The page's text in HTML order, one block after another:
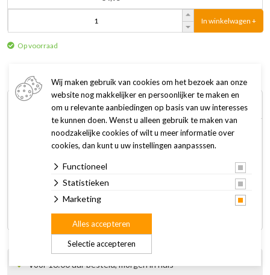
In winkelwagen +
Op voorraad
Omschrijving Specificaties
Adaptil Collar M/L 70 cm is een anti stress product op
feromonenbasis voor honden. Dog Appeasing Phermone
(D.A.P.). Helpt honden zich op hun gemak te voelen in
spannende en nieuwe situaties. Halsband rond de hals van
de hond plaatsen. Werkt 1 maand. Feromonen komen vrij
Voor 16:00 uur besteld, morgen in huis
Wij maken gebruik van cookies om het bezoek aan onze
website nog makkelijker en persoonlijker te maken en
om u relevante aanbiedingen op basis van uw interesses
te kunnen doen. Wenst u alleen gebruik te maken van
noodzakelijke cookies of wilt u meer informatie over
cookies, dan kunt u uw instellingen aanpasssen.
Functioneel
Statistieken
Marketing
Selectie accepteren
Alles accepteren